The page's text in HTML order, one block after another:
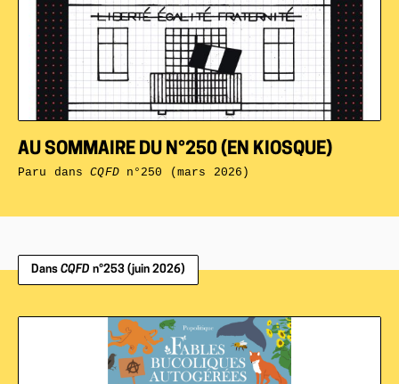
AU SOMMAIRE DU N°250 (EN KIOSQUE)
Paru dansCQFDn°250 (mars 2026)
Dans CQFD n°253 (juin 2026)